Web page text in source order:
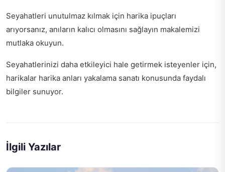
Seyahatleri unutulmaz kılmak için harika ipuçları
arıyorsanız, anıların kalıcı olmasını sağlayın makalemizi
mutlaka okuyun.
Seyahatlerinizi daha etkileyici hale getirmek isteyenler için,
harikalar harika anları yakalama sanatı konusunda faydalı
bilgiler sunuyor.
İlgili Yazılar